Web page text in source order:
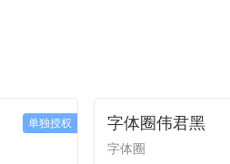
单独授权 字体圈伟君黑
字体圈